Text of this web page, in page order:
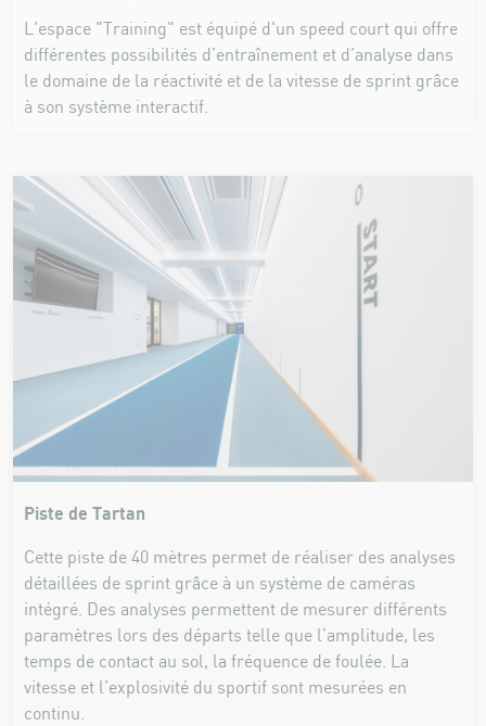
L'espace "Training" est équipé d'un speed court qui offre
différentes possibilités d’entraînement et d’analyse dans
le domaine de la réactivité et de la vitesse de sprint grâce
à son système interactif.
Piste de Tartan
Cette piste de 40 mètres permet de réaliser des analyses
détaillées de sprint grâce à un système de caméras
intégré. Des analyses permettent de mesurer différents
paramètres lors des départs telle que l’amplitude, les
temps de contact au sol, la fréquence de foulée. La
vitesse et l’explosivité du sportif sont mesurées en
continu.